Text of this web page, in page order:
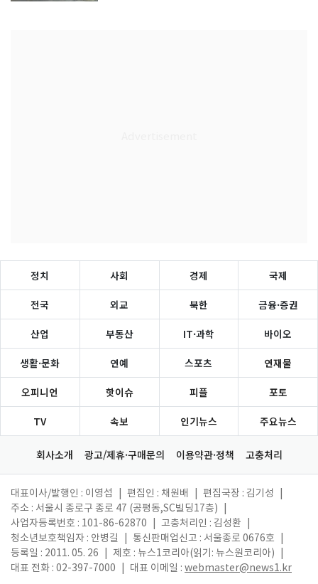
정치 사회 경제 국제
전국 외교 북한 금융·증권
산업 부동산 IT·과학 바이오
생활·문화 연예 스포츠 연재물
오피니언 핫이슈 피플 포토
TV 속보 인기뉴스 주요뉴스
회사소개 광고/제휴·구매문의 이용약관·정책 고충처리
대표이사/발행인 : 이영섭 편집인 : 채원배 편집국장 : 김기성
주소 : 서울시 종로구 종로 47 (공평동,SC빌딩17층)
사업자등록번호 : 101-86-62870
고충처리인 : 김성환
청소년보호책임자 : 안병길
통신판매업신고 : 서울종로 0676호
등록일 : 2011. 05. 26
제호 : 뉴스1코리아(읽기: 뉴스원코리아)
대표 전화 : 02-397-7000
대표 이메일 : webmaster@news1.kr